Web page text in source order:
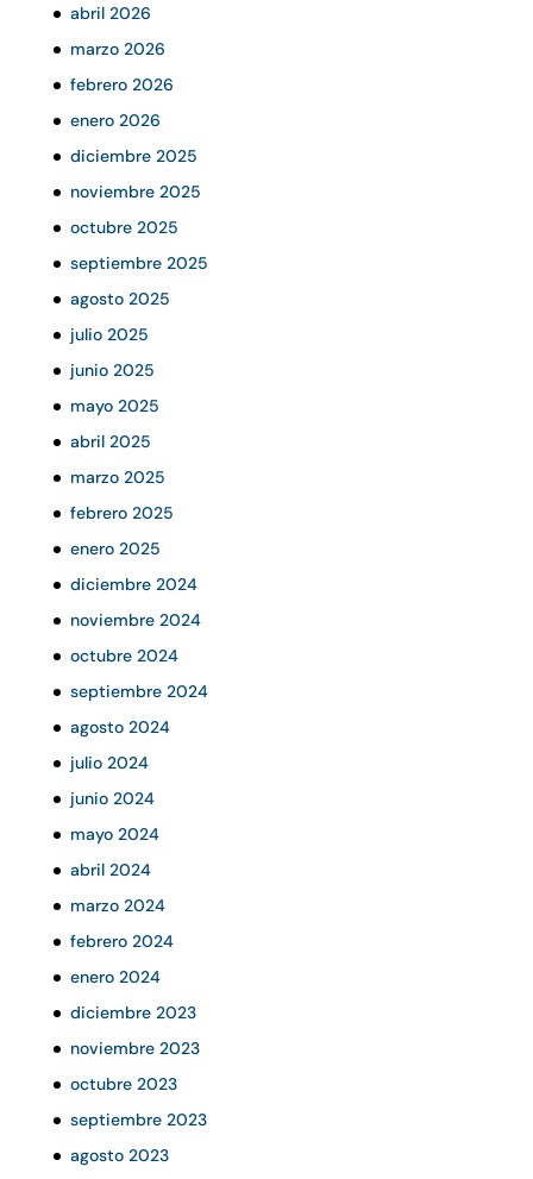
abril 2026
marzo 2026
febrero 2026
enero 2026
diciembre 2025
noviembre 2025
octubre 2025
septiembre 2025
agosto 2025
julio 2025
junio 2025
mayo 2025
abril 2025
marzo 2025
febrero 2025
enero 2025
diciembre 2024
noviembre 2024
octubre 2024
septiembre 2024
agosto 2024
julio 2024
junio 2024
mayo 2024
abril 2024
marzo 2024
febrero 2024
enero 2024
diciembre 2023
noviembre 2023
octubre 2023
septiembre 2023
agosto 2023